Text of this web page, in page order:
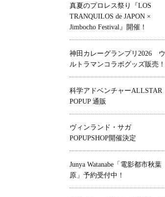
真夏のプロレス祭り『LOS
TRANQUILOS de JAPON ×
Jimbocho Festival』開催！
神田カレーグランプリ2026 ウ
ルトラマンコラボグッズ販売！
科学アドベンチャーALLSTAR
POPUP 通販
ヴィンランド・サガ
POPUPSHOP開催決定
Junya Watanabe「電影都市秋葉
原」予約受付中！